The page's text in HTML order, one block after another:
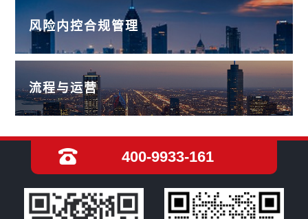
风险内控合规管理
流程与运营
400-9933-161